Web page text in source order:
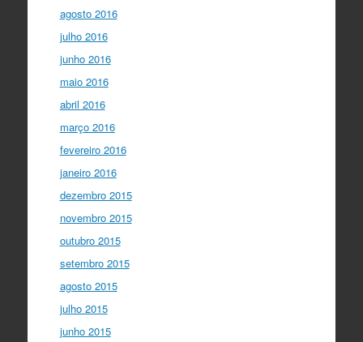
agosto 2016
julho 2016
junho 2016
maio 2016
abril 2016
março 2016
fevereiro 2016
janeiro 2016
dezembro 2015
novembro 2015
outubro 2015
setembro 2015
agosto 2015
julho 2015
junho 2015